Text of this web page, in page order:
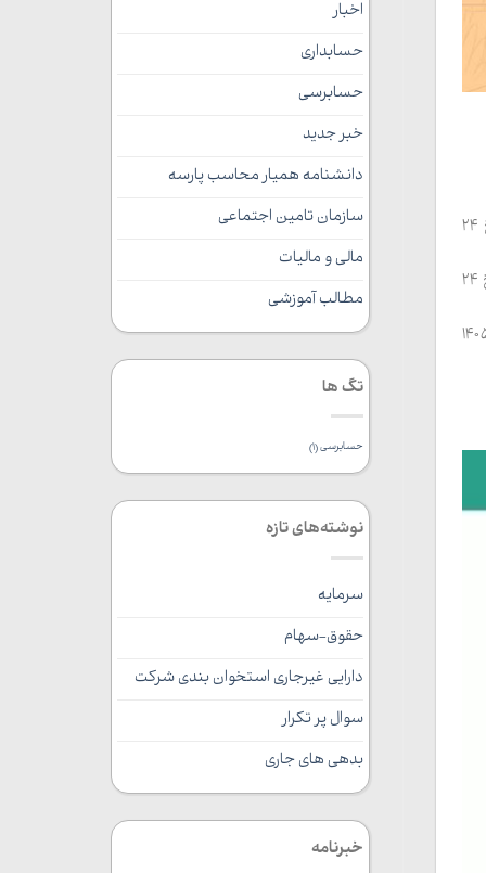
امکان افزایش حد مجاز فروش موضوع ماده (۶) از طریق کارپوشه مؤدیان (اعم از نقدی و تضامین) برای دوره زمستان ۱۴۰۴ تا تاریخ ۲۴
مهلت ارسال و ثبت صورتحساب‌های الکترونیکی اسفندماه ۱۴۰۴ با تاریخ صدور از ۱ اسفند تا ۲۹ اسفند ۱۴۰۴ در سامانه مؤدیان تا تاریخ ۲۴
دوره بهار ۱۴۰۵ با تاریخ صدور از ۱ فروردین تا ۱۵ اردیبهشت ۱۴۰۵ تا تاریخ ۳۰ اردیبهشت ۱۴۰۵
اخبار
حسابداری
حسابرسی
خبر جدید
دانشنامه همیار محاسب پارسه
سازمان تامین اجتماعی
مالی و مالیات
مطالب آموزشی
تگ ها
حسابرسی(1)
نوشته‌های تازه
سرمایه
حقوق-سهام
دارایی غیرجاری استخوان بندی شرکت
سوال پر تکرار
بدهی های جاری
خبرنامه